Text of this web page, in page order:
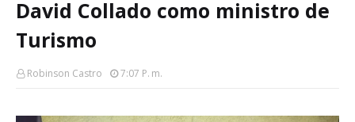
David Collado como ministro de
Turismo
Robinson Castro 7:07 P. M.